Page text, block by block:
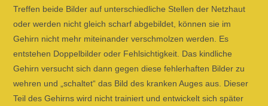
Treffen beide Bilder auf unterschiedliche Stellen der Netzhaut
oder werden nicht gleich scharf abgebildet, können sie im
Gehirn nicht mehr miteinander verschmolzen werden. Es
entstehen Doppelbilder oder Fehlsichtigkeit. Das kindliche
Gehirn versucht sich dann gegen diese fehlerhaften Bilder zu
wehren und „schaltet“ das Bild des kranken Auges aus. Dieser
Teil des Gehirns wird nicht trainiert und entwickelt sich später